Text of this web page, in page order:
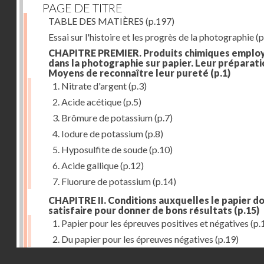
PAGE DE TITRE
TABLE DES MATIÈRES (p.197)
Essai sur l'histoire et les progrès de la photographie
CHAPITRE PREMIER. Produits chimiques
dans la photographie sur papier. Leur
Moyens de reconnaître leur pureté (p.1)
1. Nitrate d'argent(p.3)
2. Acide acétique(p.5)
3. Brômure de potassium(p.7)
4. Iodure de potassium(p.8)
5. Hyposulfite de soude(p.10)
6. Acide gallique(p.12)
7. Fluorure de potassium(p.14)
CHAPITRE II. Conditions auxquelles le papier
satisfaire pour donner de bons résultats (p.15)
1. Papier pour les épreuves positives et négatives
2. Du papier pour les épreuves négatives (p.19)